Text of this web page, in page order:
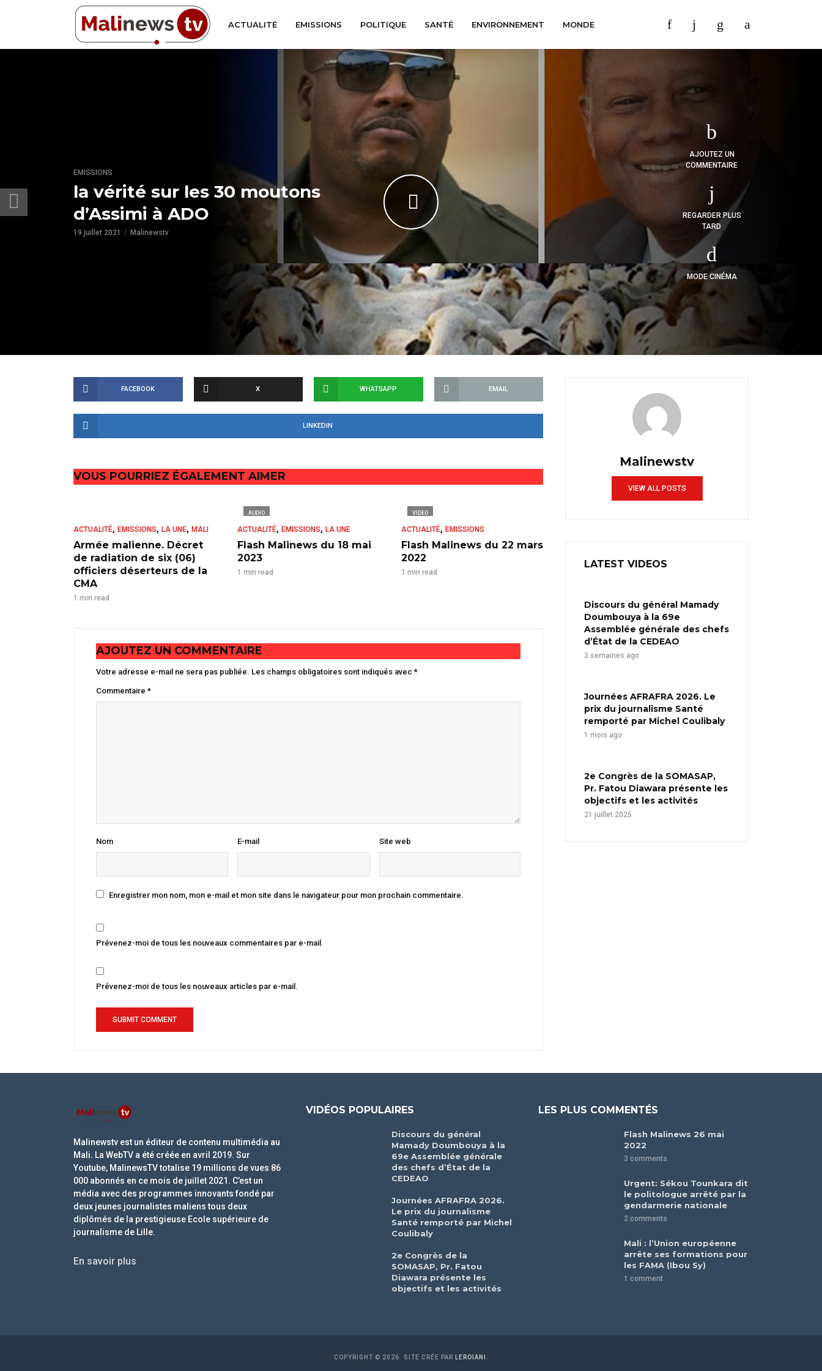
ACTUALITÉ EMISSIONS POLITIQUE SANTÉ ENVIRONNEMENT MONDE
EMISSIONS
la vérité sur les 30 moutons
d’Assimi à ADO
19 juillet 2021 Malinewstv
AJOUTEZ UN
COMMENTAIRE
REGARDER PLUS
TARD
MODE CINÉMA
FACEBOOK X WHATSAPP EMAIL
LINKEDIN
VOUS POURRIEZ ÉGALEMENT AIMER
ACTUALITÉ, EMISSIONS, LA UNE, MALI
Armée malienne. Décret
de radiation de six (06)
officiers déserteurs de la
CMA
1 min read
AUDIO
ACTUALITÉ, EMISSIONS, LA UNE
Flash Malinews du 18 mai
2023
1 min read
VIDEO
ACTUALITÉ, EMISSIONS
Flash Malinews du 22 mars
2022
1 min read
AJOUTEZ UN COMMENTAIRE
Votre adresse e-mail ne sera pas publiée. Les champs obligatoires sont indiqués avec *
Commentaire *
Nom E-mail Site web
Enregistrer mon nom, mon e-mail et mon site dans le navigateur pour mon prochain commentaire.
Prévenez-moi de tous les nouveaux commentaires par e-mail.
Prévenez-moi de tous les nouveaux articles par e-mail.
Malinewstv
VIEW ALL POSTS
LATEST VIDEOS
Discours du général Mamady
Doumbouya à la 69e
Assemblée générale des chefs
d’État de la CEDEAO
2 semaines ago
Journées AFRAFRA 2026. Le
prix du journalisme Santé
remporté par Michel Coulibaly
1 mois ago
2e Congrès de la SOMASAP,
Pr. Fatou Diawara présente les
objectifs et les activités
21 juillet 2025
Malinewstv est un éditeur de contenu multimédia au
Mali. La WebTV a été créée en avril 2019. Sur
Youtube, MalinewsTV totalise 19 millions de vues 86
000 abonnés en ce mois de juillet 2021. C’est un
média avec des programmes innovants fondé par
deux jeunes journalistes maliens tous deux
diplômés de la prestigieuse Ecole supérieure de
journalisme de Lille.
En savoir plus
VIDÉOS POPULAIRES
Discours du général
Mamady Doumbouya à la
69e Assemblée générale
des chefs d’État de la
CEDEAO
Journées AFRAFRA 2026.
Le prix du journalisme
Santé remporté par Michel
Coulibaly
2e Congrès de la
SOMASAP, Pr. Fatou
Diawara présente les
objectifs et les activités
LES PLUS COMMENTÉS
Flash Malinews 26 mai
2022
3 comments
Urgent: Sékou Tounkara dit
le politologue arrêté par la
gendarmerie nationale
2 comments
Mali : l’Union européenne
arrête ses formations pour
les FAMA (Ibou Sy)
1 comment
COPYRIGHT © 2026. SITE CRÉE PAR LEROIANI